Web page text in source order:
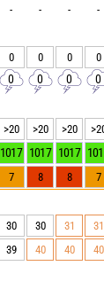
- - - -
0 0 0 0
0 0 0 0
>20 >20 >20
1017 1017 1017
7 8 8 7
30 30 31
31
39 40 40 40